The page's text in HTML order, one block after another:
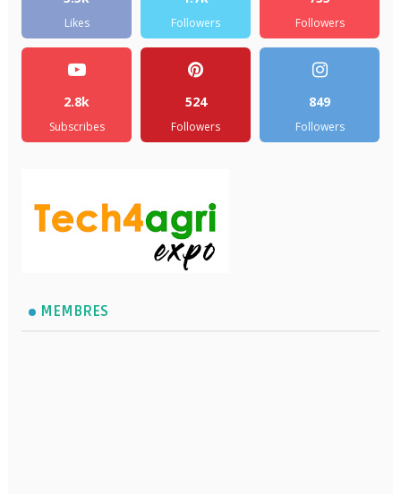
Likes Followers Followers
2.8k
Subscribes
524
Followers
849
Followers
MEMBRES